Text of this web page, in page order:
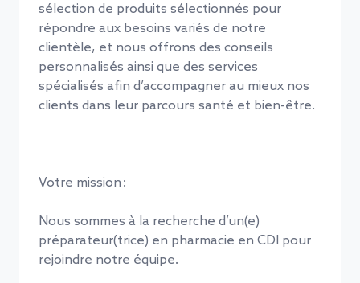
sélection de produits sélectionnés pour
répondre aux besoins variés de notre
clientèle, et nous offrons des conseils
personnalisés ainsi que des services
spécialisés afin d’accompagner au mieux nos
clients dans leur parcours santé et bien-être.
Votre mission :
Nous sommes à la recherche d’un(e)
préparateur(trice) en pharmacie en CDI pour
rejoindre notre équipe.